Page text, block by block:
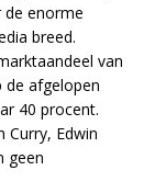
enorme
breed.
van
de afgelopen
40 procent.
Curry, Edwin
geen